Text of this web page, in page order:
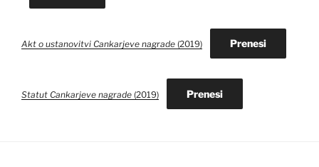
Akt o ustanovitvi Cankarjeve nagrade (2019) Prenesi
Statut Cankarjeve nagrade (2019) Prenesi